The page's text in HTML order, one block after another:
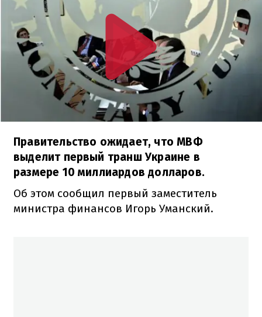
Правительство ожидает, что МВФ
выделит первый транш Украине в
размере 10 миллиардов долларов.
Об этом сообщил первый заместитель
министра финансов Игорь Уманский.